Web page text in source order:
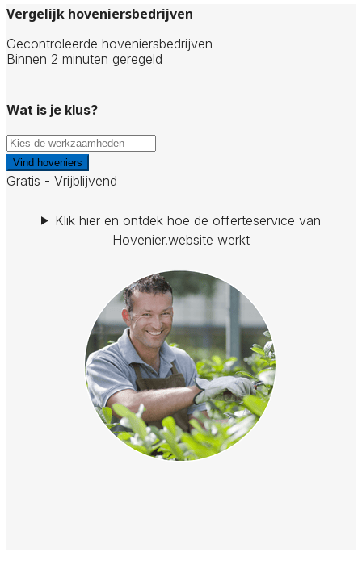
Vergelijk hoveniersbedrijven
Gecontroleerde hoveniersbedrijven
Binnen 2 minuten geregeld
Wat is je klus?
Vind hoveniers
Gratis - Vrijblijvend
Klik hier en ontdek hoe de offerteservice van
Hovenier.website werkt